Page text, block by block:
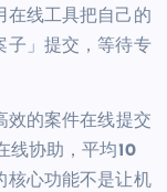
在线工具把自己的
子」提交，等待专
效的案件在线提交
线协助，平均10
核心功能不是让机